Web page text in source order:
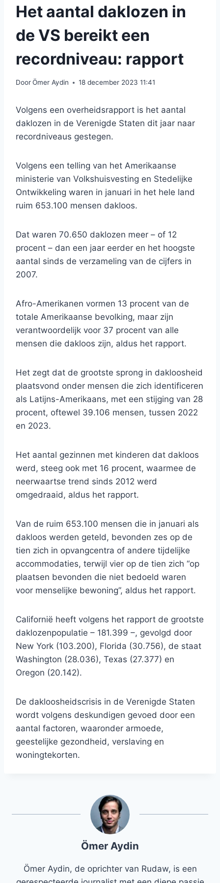
Het aantal daklozen in
de VS bereikt een
recordniveau: rapport
DoorÖmer Aydin 18 december 2023 11:41
Volgens een overheidsrapport is het aantal
daklozen in de Verenigde Staten dit jaar naar
recordniveaus gestegen.
Volgens een telling van het Amerikaanse
ministerie van Volkshuisvesting en Stedelijke
Ontwikkeling waren in januari in het hele land
ruim 653.100 mensen dakloos.
Dat waren 70.650 daklozen meer – of 12
procent – ​​dan een jaar eerder en het hoogste
aantal sinds de verzameling van de cijfers in
2007.
Afro-Amerikanen vormen 13 procent van de
totale Amerikaanse bevolking, maar zijn
verantwoordelijk voor 37 procent van alle
mensen die dakloos zijn, aldus het rapport.
Het zegt dat de grootste sprong in dakloosheid
plaatsvond onder mensen die zich identificeren
als Latijns-Amerikaans, met een stijging van 28
procent, oftewel 39.106 mensen, tussen 2022
en 2023.
Het aantal gezinnen met kinderen dat dakloos
werd, steeg ook met 16 procent, waarmee de
neerwaartse trend sinds 2012 werd
omgedraaid, aldus het rapport.
Van de ruim 653.100 mensen die in januari als
dakloos werden geteld, bevonden zes op de
tien zich in opvangcentra of andere tijdelijke
accommodaties, terwijl vier op de tien zich “op
plaatsen bevonden die niet bedoeld waren
voor menselijke bewoning”, aldus het rapport.
Californië heeft volgens het rapport de grootste
daklozenpopulatie – 181.399 –, gevolgd door
New York (103.200), Florida (30.756), de staat
Washington (28.036), Texas (27.377) en
Oregon (20.142).
De dakloosheidscrisis in de Verenigde Staten
wordt volgens deskundigen gevoed door een
aantal factoren, waaronder armoede,
geestelijke gezondheid, verslaving en
woningtekorten.
Ömer Aydin
Ömer Aydin, de oprichter van Rudaw, is een